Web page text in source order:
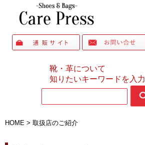
靴・革について
知りたいキーワードを入力
HOME > 取扱店のご紹介